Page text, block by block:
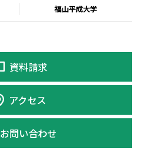
福山平成大学
資料請求
アクセス
お問い合わせ